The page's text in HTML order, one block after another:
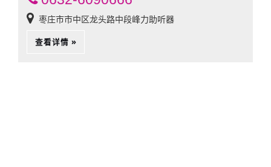
枣庄市市中区龙头路中段峰力助听器
查看详情 »